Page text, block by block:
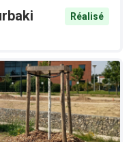
Réalisé